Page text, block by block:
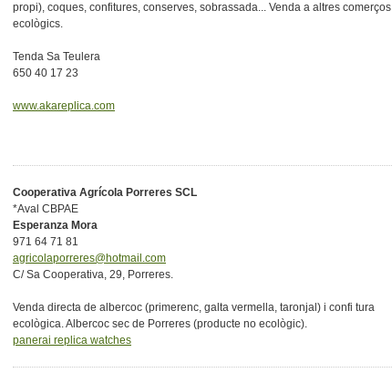
propi), coques, confitures, conserves, sobrassada... Venda a altres comerços
ecològics.
Tenda Sa Teulera
650 40 17 23
www.akareplica.com
Cooperativa Agrícola Porreres SCL
*Aval CBPAE
Esperanza Mora
971 64 71 81
agricolaporreres@hotmail.com
C/ Sa Cooperativa, 29, Porreres.
Venda directa de albercoc (primerenc, galta vermella, taronjal) i confi tura
ecològica. Albercoc sec de Porreres (producte no ecològic).
panerai replica watches